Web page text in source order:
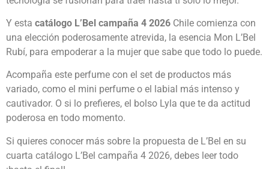
Y esta catálogo L’Bel campaña 4 2026 Chile comienza con
una elección poderosamente atrevida, la esencia Mon L’Bel
Rubí, para empoderar a la mujer que sabe que todo lo puede.
Acompaña este perfume con el set de productos más
variado, como el mini perfume o el labial más intenso y
cautivador. O si lo prefieres, el bolso Lyla que te da actitud
poderosa en todo momento.
Si quieres conocer más sobre la propuesta de L’Bel en su
cuarta catálogo L’Bel campaña 4 2026, debes leer todo